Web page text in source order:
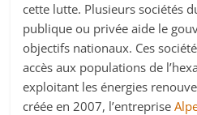
cette lutte. Plusieurs sociétés
publique ou privée aide le
objectifs nationaux. Ces
accès aux populations de
exploitant lesénergies
créée en 2007, l’entreprise